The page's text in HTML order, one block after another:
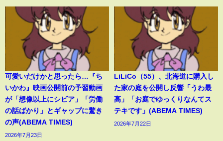
可愛いだけかと思ったら…『ち
いかわ』映画公開前の予習動画
が「想像以上にシビア」「労働
の話ばかり」とギャップに驚き
の声(ABEMA TIMES)
2026年7月23日
LiLiCo（55）、北海道に購入し
た家の庭を公開し反響「うわ最
高」「お庭でゆっくりなんてス
テキです」(ABEMA TIMES)
2026年7月22日